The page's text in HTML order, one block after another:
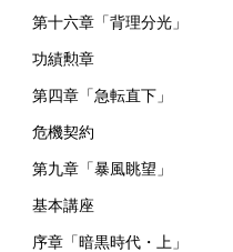
第十六章「背理分光」
功績勲章
第四章「急転直下」
危機契約
第九章「暴風眺望」
基本講座
序章「暗黒時代・上」